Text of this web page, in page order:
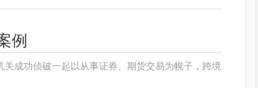
例
成功侦破一起以从事证券、期货交易为幌子，跨境